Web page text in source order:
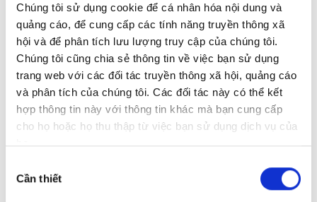
Chúng tôi sử dụng cookie để cá nhân hóa nội dung và
quảng cáo, để cung cấp các tính năng truyền thông xã
hội và để phân tích lưu lượng truy cập của chúng tôi.
Chúng tôi cũng chia sẻ thông tin về việc bạn sử dụng
trang web với các đối tác truyền thông xã hội, quảng cáo
và phân tích của chúng tôi. Các đối tác này có thể kết
hợp thông tin này với thông tin khác mà bạn cung cấp
cho họ hoặc họ thu thập từ việc bạn sử dụng dịch vụ của
họ.
chọn
Cần thiết
Tôi đồng ý cho phép Công ty Cổ Phần Liên Á Quốc Tế (Audi
Việt Nam) có thể sử dụng dữ liệu cá nhân của tôi cho mục
đích liên lạc và tiếp thị. Vui lòng tham khảoChính sách
quyền riêng tưđể biết thêm chi tiết.